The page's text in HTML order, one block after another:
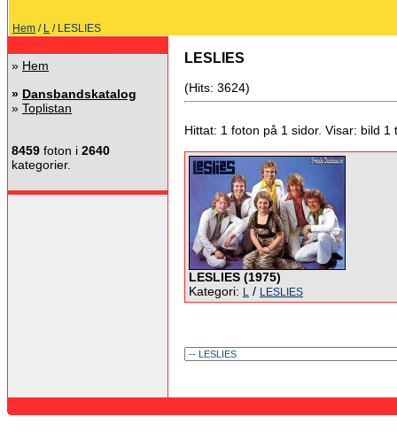
Hem / L / LESLIES
» Hem
» Dansbandskatalog
» Toplistan
8459 foton i 2640
kategorier.
LESLIES
(Hits: 3624)
Hittat: 1 foton på 1 sidor. Visar: bild 1
LESLIES (1975)
Kategori: L / LESLIES